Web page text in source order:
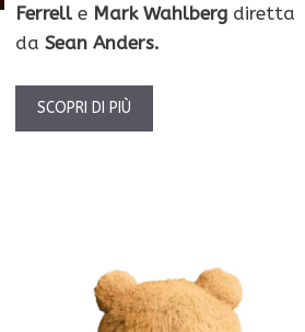
Ferrell e Mark Wahlberg diretta
da Sean Anders.
SCOPRI DI PIÙ